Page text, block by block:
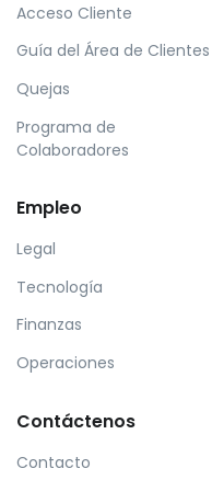
Acceso Cliente
Guía del Área de Clientes
Quejas
Programa de
Colaboradores
Empleo
Legal
Tecnología
Finanzas
Operaciones
Contáctenos
Contacto